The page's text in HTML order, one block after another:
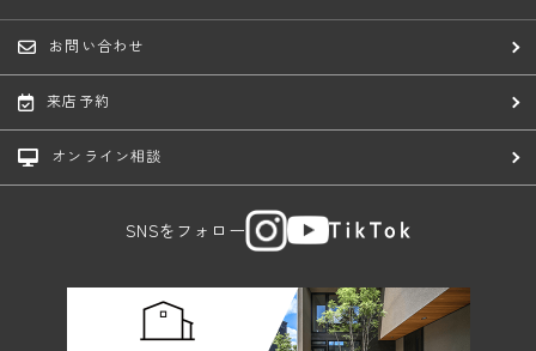
お問い合わせ
来店予約
オンライン相談
SNSをフォロー